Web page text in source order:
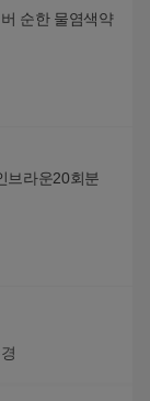
순한 물염색약
브라운20회분